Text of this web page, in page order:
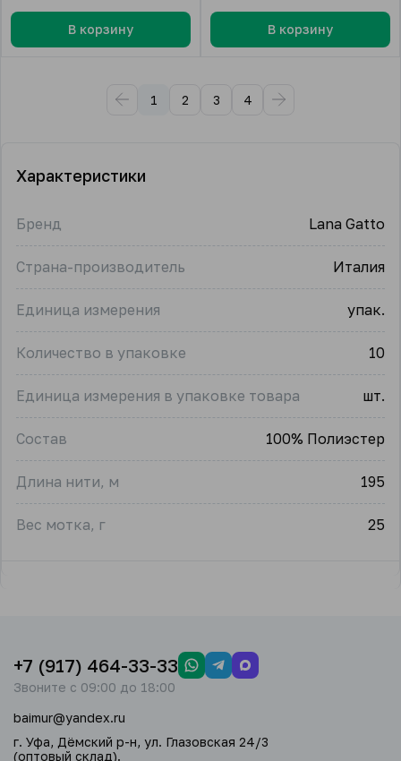
В корзину В корзину
1 2 3 4
Характеристики
Бренд Lana Gatto
Страна-производитель Италия
Единица измерения упак.
Количество в упаковке 10
Единица измерения в упаковке товара шт.
Состав 100% Полиэстер
Длина нити, м 195
Вес мотка, г 25
+7 (917) 464-33-33
Звоните с 09:00 до 18:00
baimur@yandex.ru
г. Уфа, Дёмский р-н, ул. Глазовская 24/3
(оптовый склад).